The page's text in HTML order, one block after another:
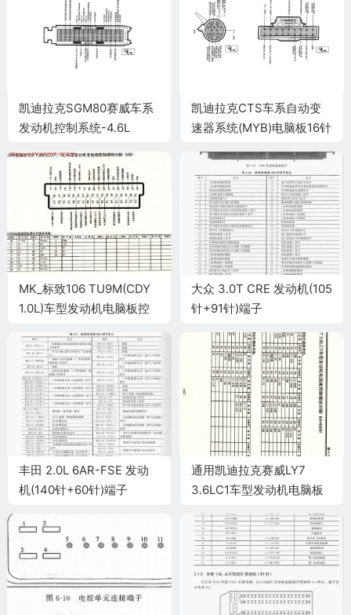
凯迪拉克SGM80赛威车系
发动机控制系统-4.6L
凯迪拉克CTS车系自动变
速器系统(MYB)电脑板16针
MK_标致106 TU9M(CDY
1.0L)车型发动机电脑板控
大众 3.0T CRE 发动机(105
针+91针)端子
丰田 2.0L 6AR-FSE 发动
机(140针+60针)端子
通用凯迪拉克赛威LY7
3.6LC1车型发动机电脑板
端子图